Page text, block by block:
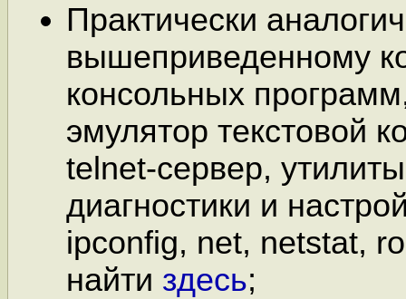
Практически
вышеприведенному
консольных
эмулятор текстовой
telnet-сервер,
диагностики и
ipconfig, net, netstat,
найти здесь;